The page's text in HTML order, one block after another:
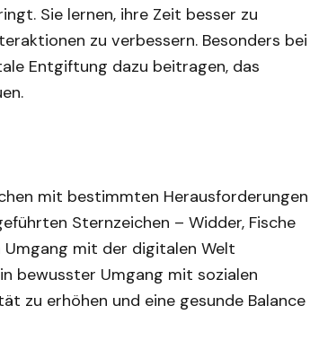
Sie lernen, ihre Zeit besser zu
zu verbessern. Besonders bei
Entgiftung dazu beitragen, das
mit bestimmten Herausforderungen
Sternzeichen – Widder, Fische
mit der digitalen Welt
bewusster Umgang mit sozialen
zu erhöhen und eine gesunde Balance